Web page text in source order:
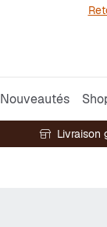
Nouveautés
Livraison